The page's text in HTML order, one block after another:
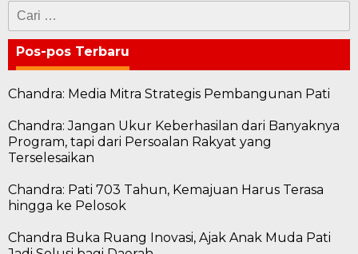
Cari
untuk:
Pos-pos Terbaru
Chandra: Media Mitra Strategis Pembangunan Pati
Chandra: Jangan Ukur Keberhasilan dari Banyaknya
Program, tapi dari Persoalan Rakyat yang
Terselesaikan
Chandra: Pati 703 Tahun, Kemajuan Harus Terasa
hingga ke Pelosok
Chandra Buka Ruang Inovasi, Ajak Anak Muda Pati